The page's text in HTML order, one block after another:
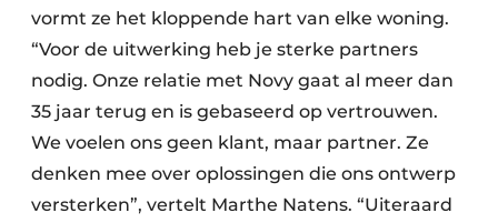
vormt ze het kloppende hart van elke woning.
“Voor de uitwerking heb je sterke partners
nodig. Onze relatie met Novy gaat al meer dan
35 jaar terug en is gebaseerd op vertrouwen.
We voelen ons geen klant, maar partner. Ze
denken mee over oplossingen die ons ontwerp
versterken”, vertelt Marthe Natens. “Uiteraard